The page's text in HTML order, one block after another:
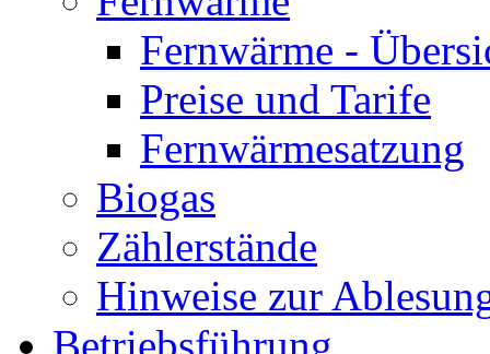
Fernwärme -
Preise und Tarife
Fernwärmesatzung
Biogas
Zählerstände
Hinweise zur
Betriebsführung